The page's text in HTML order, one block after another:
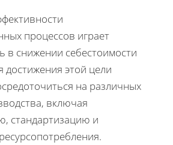
процессов играет
в снижении себестоимости
достижения этой цели
на различных
включая
стандартизацию и